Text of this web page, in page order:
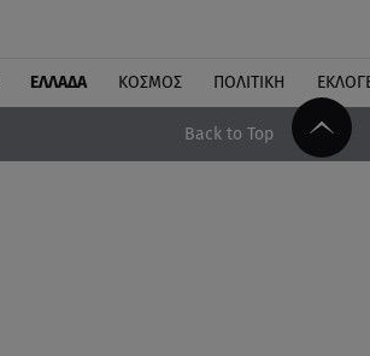
ΕΛΛΑΔΑ ΚΟΣΜΟΣ ΠΟΛΙΤΙΚΗ
Back to Top